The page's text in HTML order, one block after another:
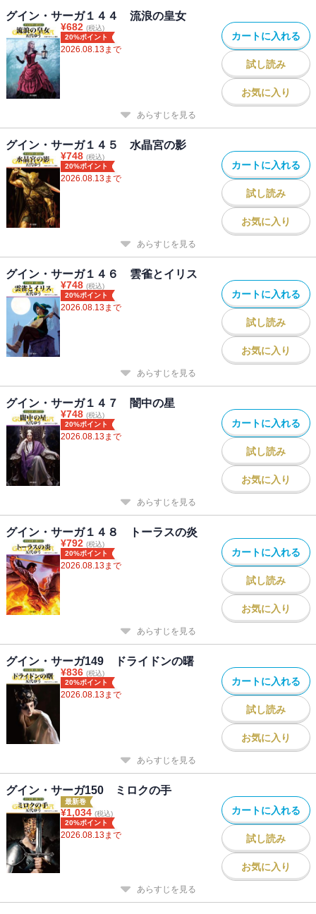
グイン・サーガ１４４ 流浪の皇女
¥682 (税込)
20%ポイント
2026.08.13まで
カートに入れる
試し読み
お気に入り
あらすじを見る
グイン・サーガ１４５ 水晶宮の影
¥748 (税込)
20%ポイント
2026.08.13まで
カートに入れる
試し読み
お気に入り
あらすじを見る
グイン・サーガ１４６ 雲雀とイリス
¥748 (税込)
20%ポイント
2026.08.13まで
カートに入れる
試し読み
お気に入り
あらすじを見る
グイン・サーガ１４７ 闇中の星
¥748 (税込)
20%ポイント
2026.08.13まで
カートに入れる
試し読み
お気に入り
あらすじを見る
グイン・サーガ１４８ トーラスの炎
¥792 (税込)
20%ポイント
2026.08.13まで
カートに入れる
試し読み
お気に入り
あらすじを見る
グイン・サーガ149 ドライドンの曙
¥836 (税込)
20%ポイント
2026.08.13まで
カートに入れる
試し読み
お気に入り
あらすじを見る
グイン・サーガ150 ミロクの手
最新巻
¥1,034 (税込)
20%ポイント
2026.08.13まで
カートに入れる
試し読み
お気に入り
あらすじを見る